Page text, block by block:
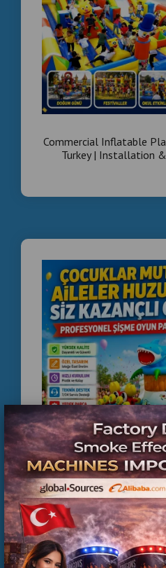
Şişme Oyun Alanı, Ticari
Parkı, Zıplama Evi, Şişme
Playground, Commercial
Theme Park, Bounce
Commercial Inflatable
Turkey | Installation
Factory Direct